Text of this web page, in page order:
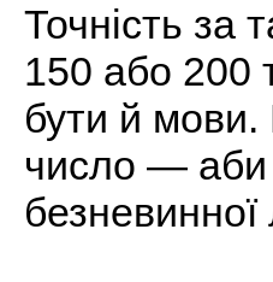
Точність за
150 або 200
бути й мови.
число — аби